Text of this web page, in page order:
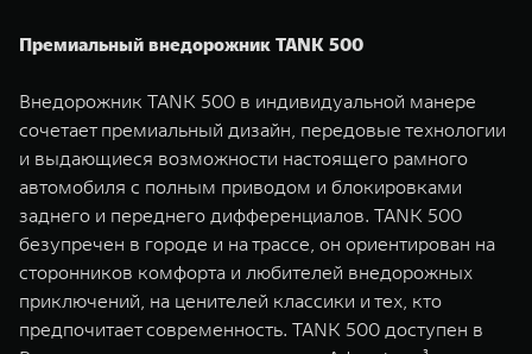
Премиальный внедорожник TANK 500
Внедорожник TANK 500 в индивидуальной манере
сочетает премиальный дизайн, передовые технологии
и выдающиеся возможности настоящего рамного
автомобиля с полным приводом и блокировками
заднего и переднего дифференциалов. TANK 500
безупречен в городе и на трассе, он ориентирован на
сторонников комфорта и любителей внедорожных
приключений, на ценителей классики и тех, кто
предпочитает современность. TANK 500 доступен в